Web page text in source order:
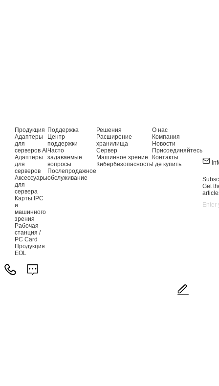
Продукция
Адаптеры
для
серверов AI
Адаптеры
для
серверов
Аксессуары
для
сервера
Карты IPC
и
машинного
зрения
Рабочая
станция /
PC Card
Продукция
EOL
Поддержка
Центр
поддержки
Часто
задаваемые
вопросы
Послепродажное
обслуживание
Решения
Расширение
хранилища
Сервер
Машинное зрение
Кибербезопасность
О нас
Компания
Новости
Присоединяйтесь
Контакты
Где купить
Get